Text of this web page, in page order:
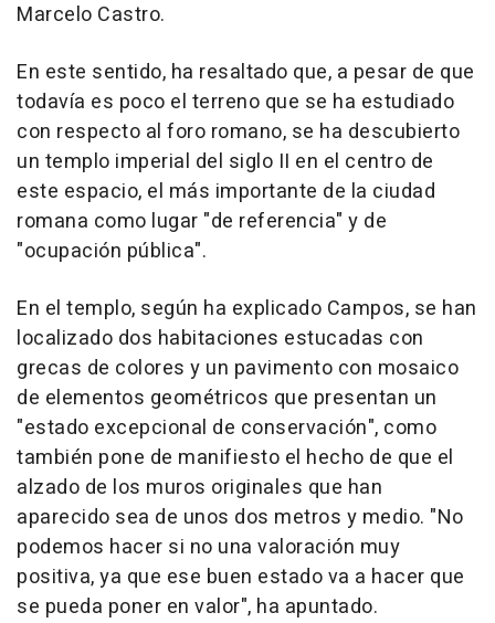
Marcelo Castro.
En este sentido, ha resaltado que, a pesar de que
todavía es poco el terreno que se ha estudiado
con respecto al foro romano, se ha descubierto
un templo imperial del siglo II en el centro de
este espacio, el más importante de la ciudad
romana como lugar "de referencia" y de
"ocupación pública".
En el templo, según ha explicado Campos, se han
localizado dos habitaciones estucadas con
grecas de colores y un pavimento con mosaico
de elementos geométricos que presentan un
"estado excepcional de conservación", como
también pone de manifiesto el hecho de que el
alzado de los muros originales que han
aparecido sea de unos dos metros y medio. "No
podemos hacer si no una valoración muy
positiva, ya que ese buen estado va a hacer que
se pueda poner en valor", ha apuntado.